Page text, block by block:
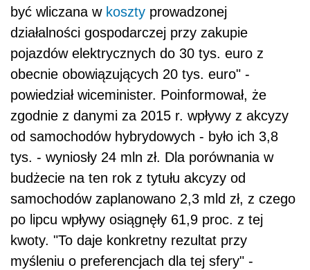
być wliczana w koszty prowadzonej
działalności gospodarczej przy zakupie
pojazdów elektrycznych do 30 tys. euro z
obecnie obowiązujących 20 tys. euro" -
powiedział wiceminister. Poinformował, że
zgodnie z danymi za 2015 r. wpływy z akcyzy
od samochodów hybrydowych - było ich 3,8
tys. - wyniosły 24 mln zł. Dla porównania w
budżecie na ten rok z tytułu akcyzy od
samochodów zaplanowano 2,3 mld zł, z czego
po lipcu wpływy osiągnęły 61,9 proc. z tej
kwoty. "To daje konkretny rezultat przy
myśleniu o preferencjach dla tej sfery" -